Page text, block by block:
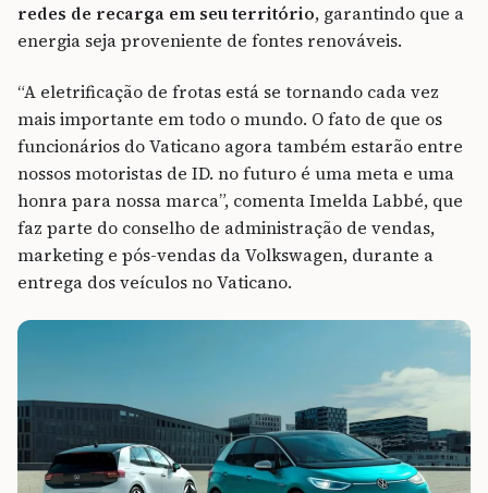
redes de recarga em seu território, garantindo que a
energia seja proveniente de fontes renováveis.
“A eletrificação de frotas está se tornando cada vez
mais importante em todo o mundo. O fato de que os
funcionários do Vaticano agora também estarão entre
nossos motoristas de ID. no futuro é uma meta e uma
honra para nossa marca”, comenta Imelda Labbé, que
faz parte do conselho de administração de vendas,
marketing e pós-vendas da Volkswagen, durante a
entrega dos veículos no Vaticano.